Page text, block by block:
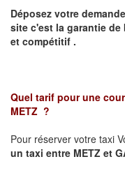
Déposez votre
site c'est la garantie de
et compétitif .
Quel tarif pour une
METZ ?
Pour réserver votre taxi
un taxi entre METZ et